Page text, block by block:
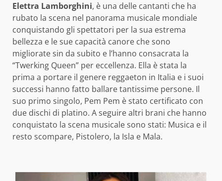
Elettra Lamborghini, è una delle cantanti che ha
rubato la scena nel panorama musicale mondiale
conquistando gli spettatori per la sua estrema
bellezza e le sue capacità canore che sono
migliorate sin da subito e l’hanno consacrata la
“Twerking Queen” per eccellenza. Ella è stata la
prima a portare il genere reggaeton in Italia e i suoi
successi hanno fatto ballare tantissime persone. Il
suo primo singolo, Pem Pem è stato certificato con
due dischi di platino. A seguire altri brani che hanno
conquistato la scena musicale sono stati: Musica e il
resto scompare, Pistolero, la Isla e Mala.